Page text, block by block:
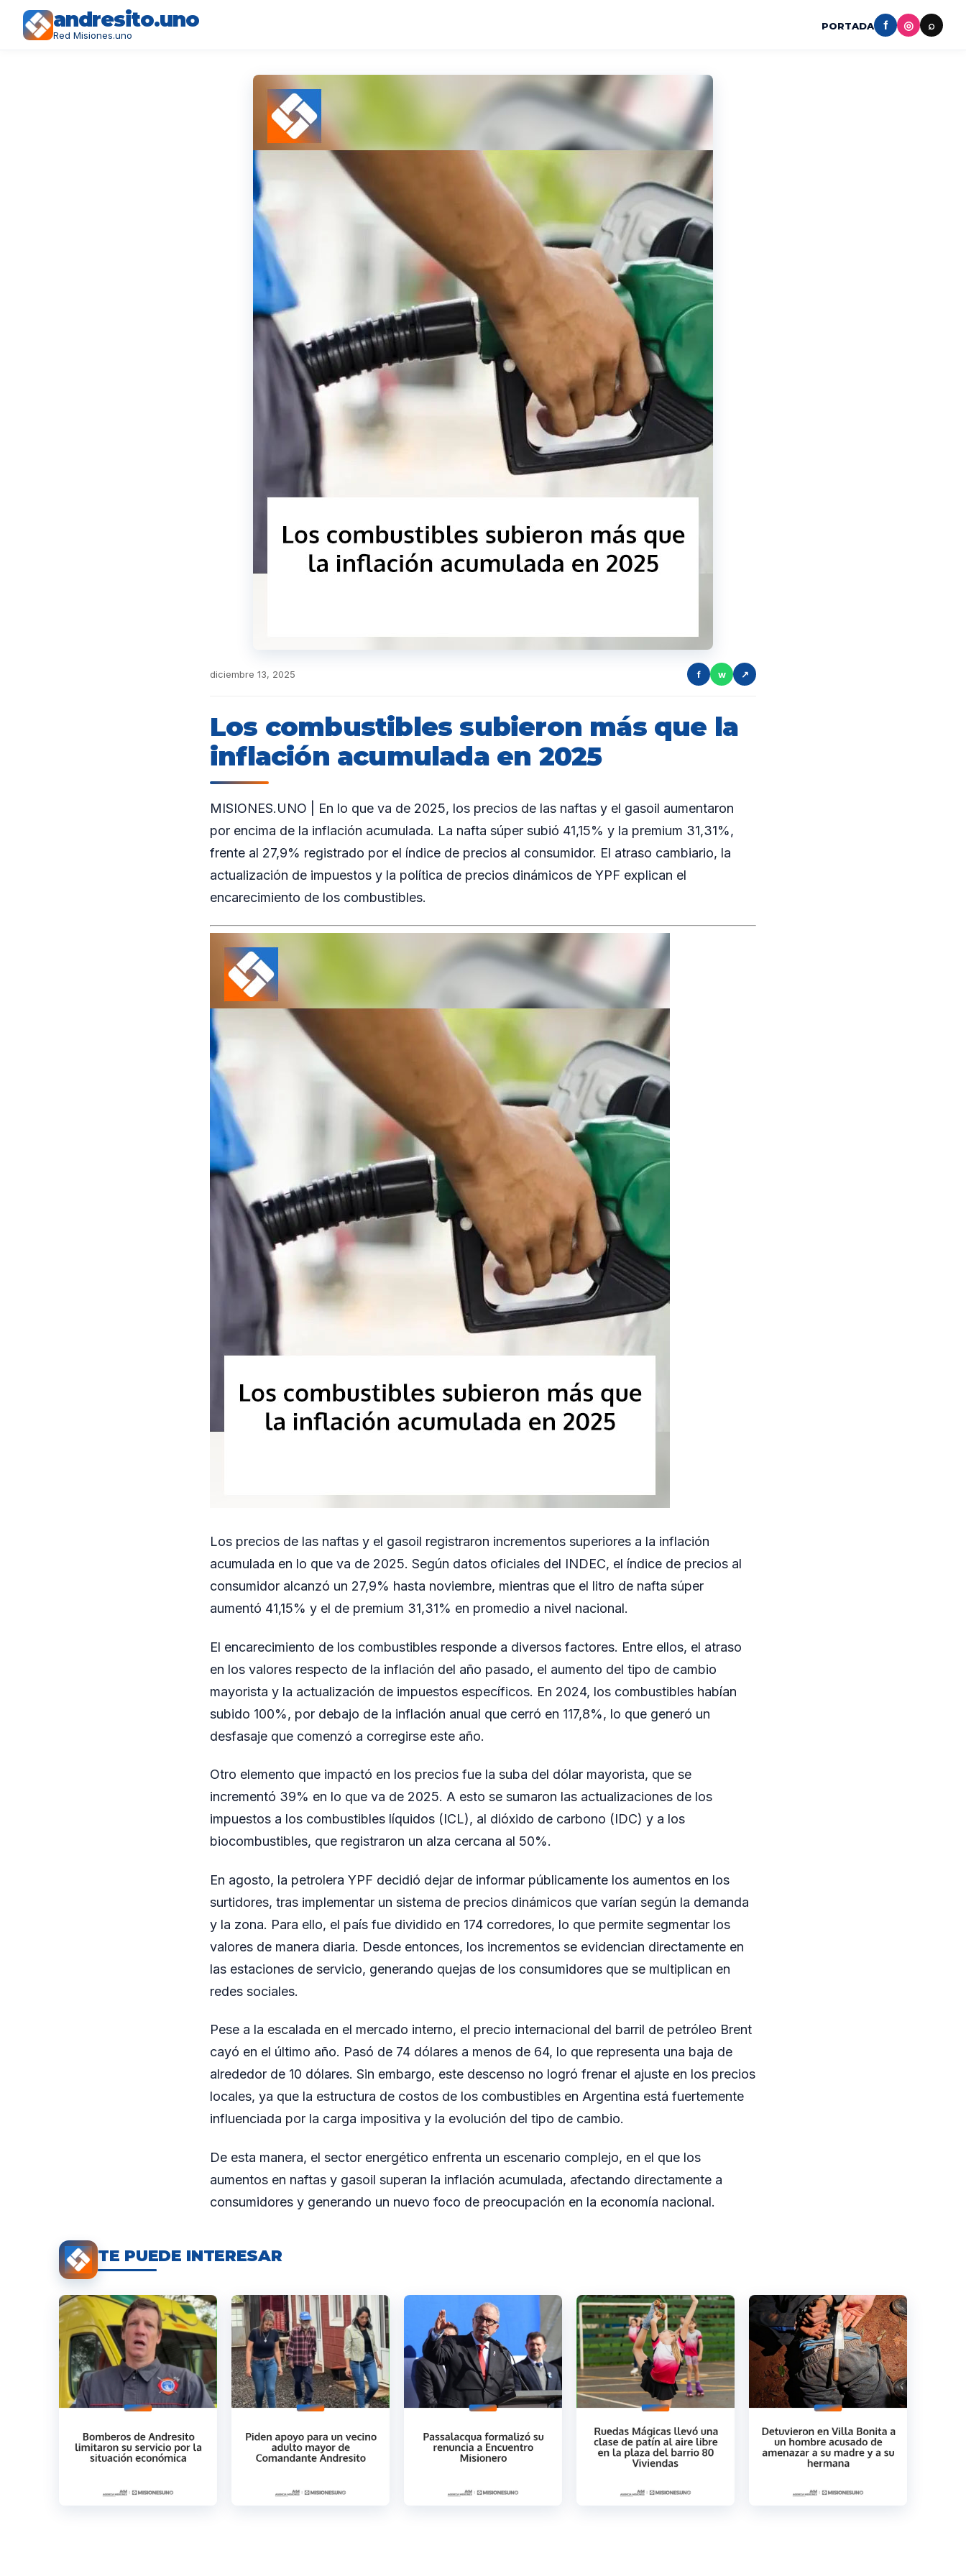
andresito.uno
Red Misiones.uno
PORTADA f ◎ ⌕
diciembre 13, 2025 f w ↗
Los combustibles subieron más que la
inflación acumulada en 2025
MISIONES.UNO | En lo que va de 2025, los precios de las naftas y el gasoil aumentaron
por encima de la inflación acumulada. La nafta súper subió 41,15% y la premium 31,31%,
frente al 27,9% registrado por el índice de precios al consumidor. El atraso cambiario, la
actualización de impuestos y la política de precios dinámicos de YPF explican el
encarecimiento de los combustibles.
Los precios de las naftas y el gasoil registraron incrementos superiores a la inflación
acumulada en lo que va de 2025. Según datos oficiales del INDEC, el índice de precios al
consumidor alcanzó un 27,9% hasta noviembre, mientras que el litro de nafta súper
aumentó 41,15% y el de premium 31,31% en promedio a nivel nacional.
El encarecimiento de los combustibles responde a diversos factores. Entre ellos, el atraso
en los valores respecto de la inflación del año pasado, el aumento del tipo de cambio
mayorista y la actualización de impuestos específicos. En 2024, los combustibles habían
subido 100%, por debajo de la inflación anual que cerró en 117,8%, lo que generó un
desfasaje que comenzó a corregirse este año.
Otro elemento que impactó en los precios fue la suba del dólar mayorista, que se
incrementó 39% en lo que va de 2025. A esto se sumaron las actualizaciones de los
impuestos a los combustibles líquidos (ICL), al dióxido de carbono (IDC) y a los
biocombustibles, que registraron un alza cercana al 50%.
En agosto, la petrolera YPF decidió dejar de informar públicamente los aumentos en los
surtidores, tras implementar un sistema de precios dinámicos que varían según la demanda
y la zona. Para ello, el país fue dividido en 174 corredores, lo que permite segmentar los
valores de manera diaria. Desde entonces, los incrementos se evidencian directamente en
las estaciones de servicio, generando quejas de los consumidores que se multiplican en
redes sociales.
Pese a la escalada en el mercado interno, el precio internacional del barril de petróleo Brent
cayó en el último año. Pasó de 74 dólares a menos de 64, lo que representa una baja de
alrededor de 10 dólares. Sin embargo, este descenso no logró frenar el ajuste en los precios
locales, ya que la estructura de costos de los combustibles en Argentina está fuertemente
influenciada por la carga impositiva y la evolución del tipo de cambio.
De esta manera, el sector energético enfrenta un escenario complejo, en el que los
aumentos en naftas y gasoil superan la inflación acumulada, afectando directamente a
consumidores y generando un nuevo foco de preocupación en la economía nacional.
TE PUEDE INTERESAR